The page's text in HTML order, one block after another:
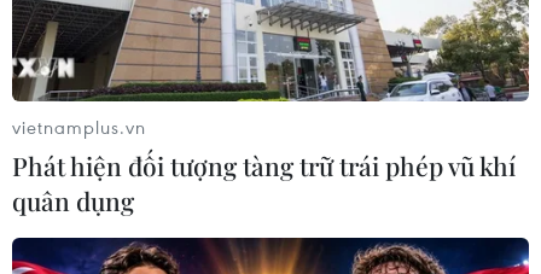
Sự cố hi hữu: Máy bay va vào cột đèn
trước khi hạ cánh tại Mỹ
04/05/2026 02:49
Hải Phòng: Chùa Cương Xá xác lập
kỷ lục châu Á về tường đá khắc chữ
Vạn
vietnamplus.vn
Phát hiện đối tượng tàng trữ trái phép vũ khí
quân dụng